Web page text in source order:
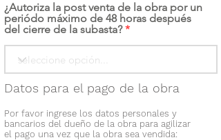
¿Autoriza la post venta de la obra por un
periódo máximo de 48 horas después
del cierre de la subasta?
Datos para el pago de la obra
Por favor ingrese los datos personales y
bancarios del dueño de la obra para agilizar
el pago una vez que la obra sea vendida: